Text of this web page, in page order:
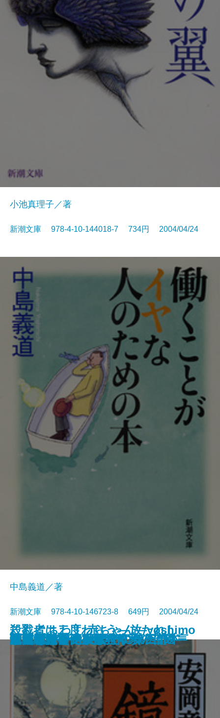
こんにちわ！ 赤ちゃん―yoshimo
tobanana.com4―
第四解剖室
幸運の25セント硬貨
氷雨心中
桶川ストーカー殺人事件――遺言
血の騒ぎを聴け
殺戮者は二度わらう―放たれし
業、跳梁跋扈の9事件―
まだ遠い光―家族狩り 第五部―
水の翼
小池真理子／著
新潮文庫 978-4-10-144018-7 734円 2004/04/24
働くことがイヤな人のための本
中島義道／著
新潮文庫 978-4-10-146723-8 649円 2004/04/24
鏡川
巡礼者たち―家族狩り 第四部―
超・殺人事件―推理作家の苦悩―
琉球布紀行
芭蕉紀行
ヴァンサンカンまでに
マンボウ 遺言状
贈られた手―家族狩り 第三部―
歴史をかえた誤訳
しゃばけ